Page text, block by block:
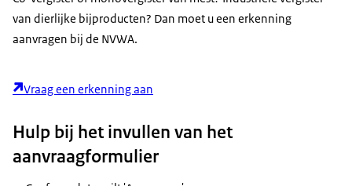
van dierlijke bijproducten? Dan moet u een erkenning
aanvragen bij de NVWA.
Vraag een erkenning aan
Hulp bij het invullen van het
aanvraagformulier